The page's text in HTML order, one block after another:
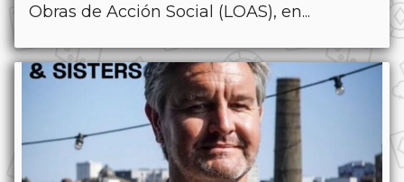
Obras de Acción Social (LOAS), en...